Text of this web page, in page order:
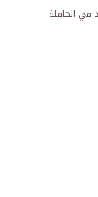
واعتراف بالشهادات